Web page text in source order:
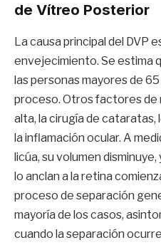
de Vítreo Posterior
La causa principal del DVP
envejecimiento. Se estima
las personas mayores de
proceso. Otros factores de
alta, la cirugía de
la inflamación ocular. A
licúa, su volumen
lo anclan a la retina
proceso de separación
mayoría de los casos,
cuando la separación